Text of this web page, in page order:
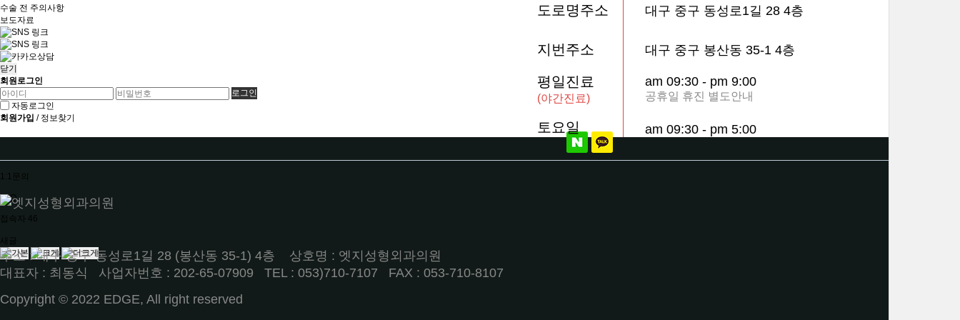
수술 전 주의사항
보도자료
닫기
회원로그인
자동로그인
회원가입 / 정보찾기
1:1문의
FAQ
접속자 46
새글
도로명주소 대구 중구 동성로1길 28 4층
지번주소 대구 중구 봉산동 35-1 4층
평일진료
(야간진료)
am 09:30 - pm 9:00
공휴일 휴진 별도안내
토요일 am 09:30 - pm 5:00
주소 : 대구 중구 동성로1길 28 (봉산동 35-1) 4층 상호명 : 엣지성형외과의원
대표자 : 최동식ㅤ 사업자번호 : 202-65-07909ㅤ TEL : 053)710-7107ㅤ FAX : 053-710-8107
Copyright © 2022 EDGE, All right reserved